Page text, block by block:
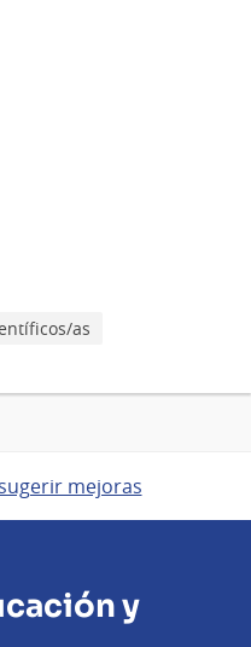
as
mejoras
y